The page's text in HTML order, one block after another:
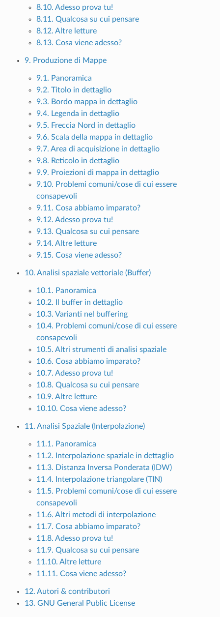
8.10. Adesso prova tu!
8.11. Qualcosa su cui pensare
8.12. Altre letture
8.13. Cosa viene adesso?
9. Produzione di Mappe
9.1. Panoramica
9.2. Titolo in dettaglio
9.3. Bordo mappa in dettaglio
9.4. Legenda in dettaglio
9.5. Freccia Nord in dettaglio
9.6. Scala della mappa in dettaglio
9.7. Area di acquisizione in dettaglio
9.8. Reticolo in dettaglio
9.9. Proiezioni di mappa in dettaglio
9.10. Problemi comuni/cose di cui essere
consapevoli
9.11. Cosa abbiamo imparato?
9.12. Adesso prova tu!
9.13. Qualcosa su cui pensare
9.14. Altre letture
9.15. Cosa viene adesso?
10. Analisi spaziale vettoriale (Buffer)
10.1. Panoramica
10.2. Il buffer in dettaglio
10.3. Varianti nel buffering
10.4. Problemi comuni/cose di cui essere
consapevoli
10.5. Altri strumenti di analisi spaziale
10.6. Cosa abbiamo imparato?
10.7. Adesso prova tu!
10.8. Qualcosa su cui pensare
10.9. Altre letture
10.10. Cosa viene adesso?
11. Analisi Spaziale (Interpolazione)
11.1. Panoramica
11.2. Interpolazione spaziale in dettaglio
11.3. Distanza Inversa Ponderata (IDW)
11.4. Interpolazione triangolare (TIN)
11.5. Problemi comuni/cose di cui essere
consapevoli
11.6. Altri metodi di interpolazione
11.7. Cosa abbiamo imparato?
11.8. Adesso prova tu!
11.9. Qualcosa su cui pensare
11.10. Altre letture
11.11. Cosa viene adesso?
12. Autori & contributori
13. GNU General Public License